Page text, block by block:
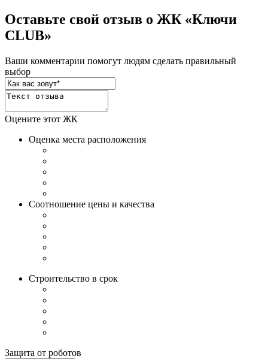
Оставьте свой отзыв о ЖК «Ключи
CLUB»
Ваши комментарии помогут людям сделать правильный
выбор
Оцените этот ЖК
Оценка места расположения
Соотношение цены и качества
Строительство в срок
Защита от роботов